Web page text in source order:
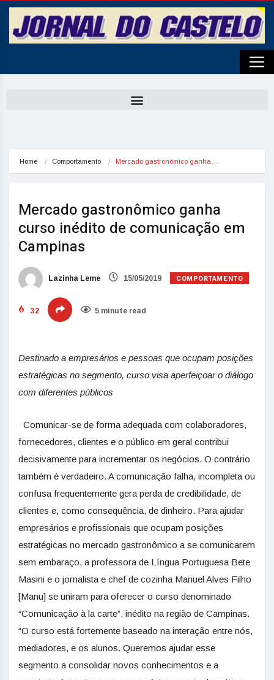
Home Comportamento Mercado gastronômico ganha…
Mercado gastronômico ganha
curso inédito de comunicação em
Campinas
Lazinha Leme 15/05/2019 COMPORTAMENTO
32 5 minute read
Destinado a empresários e pessoas que ocupam posições
estratégicas no segmento, curso visa aperfeiçoar o diálogo
com diferentes públicos
Comunicar-se de forma adequada com colaboradores,
fornecedores, clientes e o público em geral contribui
decisivamente para incrementar os negócios. O contrário
também é verdadeiro. A comunicação falha, incompleta ou
confusa frequentemente gera perda de credibilidade, de
clientes e, como consequência, de dinheiro. Para ajudar
empresários e profissionais que ocupam posições
estratégicas no mercado gastronômico a se comunicarem
sem embaraço, a professora de Língua Portuguesa Bete
Masini e o jornalista e chef de cozinha Manuel Alves Filho
[Manu] se uniram para oferecer o curso denominado
“Comunicação à la carte”, inédito na região de Campinas.
“O curso está fortemente baseado na interação entre nós,
mediadores, e os alunos. Queremos ajudar esse
segmento a consolidar novos conhecimentos e a